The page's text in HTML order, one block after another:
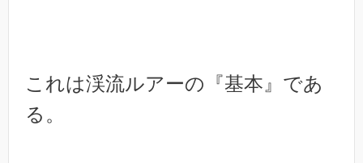
これは渓流ルアーの『基本』であ
る。